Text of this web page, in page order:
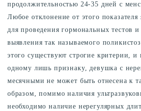
продолжительностью 24-35 дней с
Любое отклонение от этого показателя
для проведения гормональных тестов
выявления так называемого
этого существуют строгие критерии, и
одному лишь признаку, девушка с
месячными не может быть отнесена к
образом, помимо наличия
необходимо наличие нерегулярных